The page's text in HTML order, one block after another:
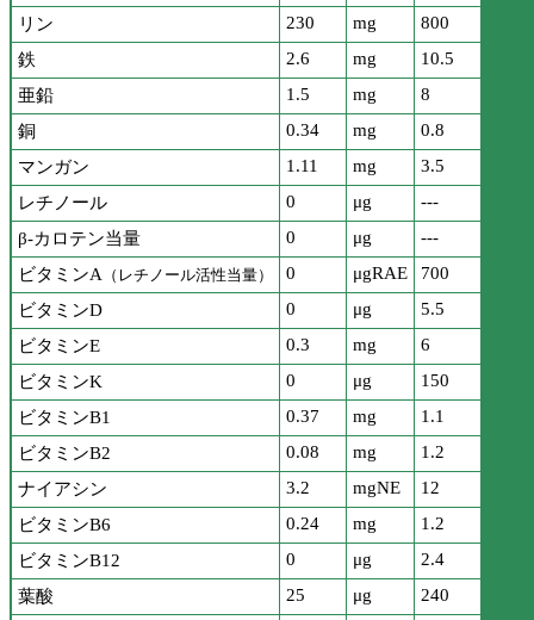
リン
230 mg
800
鉄
2.6 mg
10.5
亜鉛
1.5 mg
8
銅
0.34 mg
0.8
マンガン
1.11 mg
3.5
レチノール
0 μg
---
β-カロテン当量
0 μg
---
ビタミンA （レチノール活性当量） 0 μgRAE
700
ビタミンD
0 μg
5.5
ビタミンE
0.3 mg
6
ビタミンK
0 μg
150
ビタミンB1
0.37 mg
1.1
ビタミンB2
0.08 mg
1.2
ナイアシン
3.2 mgNE
12
ビタミンB6
0.24 mg
1.2
ビタミンB12
0 μg
2.4
葉酸
25 μg
240